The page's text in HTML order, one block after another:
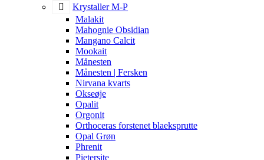
Krystaller M-P
Malakit
Mahognie Obsidian
Mangano Calcit
Mookait
Månesten
Månesten | Fersken
Nirvana kvarts
Okseøje
Opalit
Orgonit
Orthoceras forstenet blaeksprutte
Opal Grøn
Phrenit
Pietersite